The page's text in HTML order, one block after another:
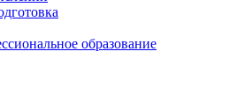
образование